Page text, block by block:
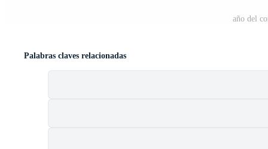
año del
Palabras claves relacionadas